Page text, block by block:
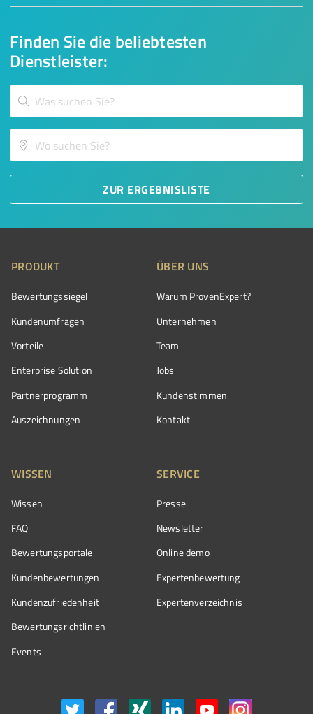
Finden Sie die beliebtesten
Dienstleister:
ZUR ERGEBNISLISTE
PRODUKT
Bewertungssiegel
Kundenumfragen
Vorteile
Enterprise Solution
Partnerprogramm
Auszeichnungen
ÜBER UNS
Warum ProvenExpert?
Unternehmen
Team
Jobs
Kundenstimmen
Kontakt
WISSEN
Wissen
FAQ
Bewertungsportale
Kundenbewertungen
Kundenzufriedenheit
Bewertungs­richtlinien
Events
SERVICE
Presse
Newsletter
Online demo
Expertenbewertung
Expertenverzeichnis